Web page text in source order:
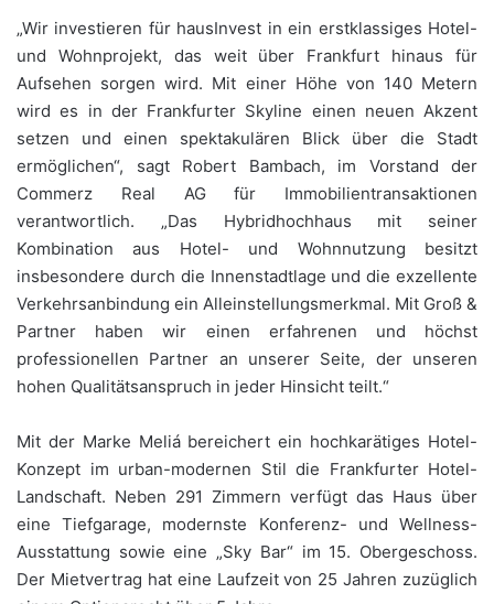
„Wir investieren für hausInvest in ein erstklassiges Hotel-
und Wohnprojekt, das weit über Frankfurt hinaus für
Aufsehen sorgen wird. Mit einer Höhe von 140 Metern
wird es in der Frankfurter Skyline einen neuen Akzent
setzen und einen spektakulären Blick über die Stadt
ermöglichen“, sagt Robert Bambach, im Vorstand der
Commerz Real AG für Immobilientransaktionen
verantwortlich. „Das Hybridhochhaus mit seiner
Kombination aus Hotel- und Wohnnutzung besitzt
insbesondere durch die Innenstadtlage und die exzellente
Verkehrsanbindung ein Alleinstellungsmerkmal. Mit Groß &
Partner haben wir einen erfahrenen und höchst
professionellen Partner an unserer Seite, der unseren
hohen Qualitätsanspruch in jeder Hinsicht teilt.“
Mit der Marke Meliá bereichert ein hochkarätiges Hotel-
Konzept im urban-modernen Stil die Frankfurter Hotel-
Landschaft. Neben 291 Zimmern verfügt das Haus über
eine Tiefgarage, modernste Konferenz- und Wellness-
Ausstattung sowie eine „Sky Bar“ im 15. Obergeschoss.
Der Mietvertrag hat eine Laufzeit von 25 Jahren zuzüglich